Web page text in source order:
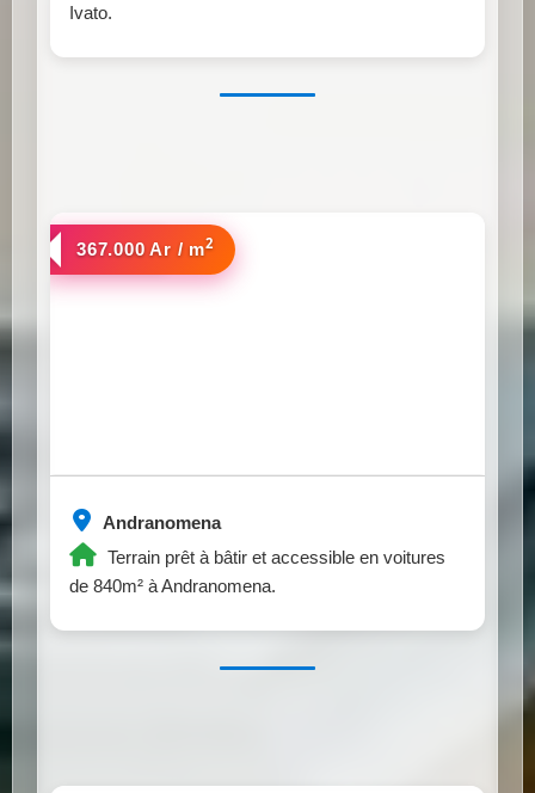
Ivato.
Andranomena
Terrain prêt à bâtir et accessible en voitures
de 840m² à Andranomena.
a vendre
367.000 Ar / m2